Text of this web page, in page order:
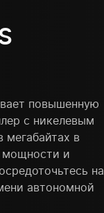
повышенную
с никелевым
мегабайтах в
мощности и
на
автономной